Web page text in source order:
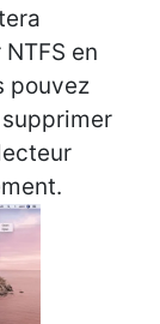
en
pouvez